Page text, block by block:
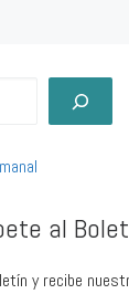
al
y recibe